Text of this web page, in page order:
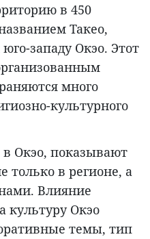
в 450
Taкeo,
западу Окэо. Этот
много
культурного
Окэо, показывают
только в регионе, а
Влияние
культуру Окэо
темы, тип